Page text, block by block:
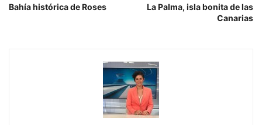
Bahía histórica de Roses
La Palma, isla bonita de las
Canarias